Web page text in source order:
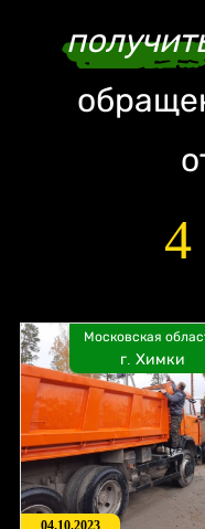
Московская
г. Химки
04.10.2023